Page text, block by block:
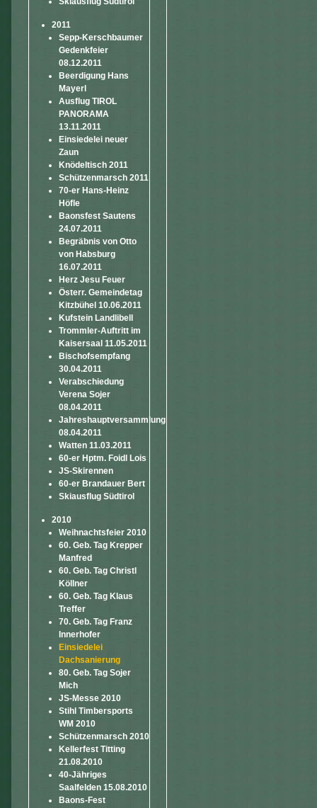
2011
Sepp-Kerschbaumer
Gedenkfeier
08.12.2011
Beerdigung Hans
Mayerl
Ausflug TIROL
PANORAMA
13.11.2011
Einsiedelei neuer
Zaun
Knödeltisch 2011
Schützenmarsch 2011
70-er Hans-Heinz
Höfle
Baonsfest Sautens
24.07.2011
Begräbnis von Otto
von Habsburg
16.07.2011
Herz Jesu Feuer
Österr. Gemeindetag
Kitzbühel 10.06.2011
Kufstein Landlibell
Trommler-Auftritt im
Kaisersaal 11.05.2011
Bischofsempfang
30.04.2011
Verabschiedung
Verena Sojer
08.04.2011
Jahreshauptversammlung
08.04.2011
Watten 11.03.2011
60-er Hptm. Foidl Lois
JS-Skirennen
60-er Brandauer Bert
Skiausflug Südtirol
2010
Weihnachtsfeier 2010
60. Geb. Tag Krepper
Manfred
60. Geb. Tag Christl
Köllner
60. Geb. Tag Klaus
Treffer
70. Geb. Tag Franz
Innerhofer
Einsiedelei
Dachsanierung
80. Geb. Tag Sojer
Mich
JS-Messe 2010
Stihl Timbersports
WM 2010
Schützenmarsch 2010
Kellerfest Titting
21.08.2010
40-Jähriges
Saalfelden 15.08.2010
Baons-Fest